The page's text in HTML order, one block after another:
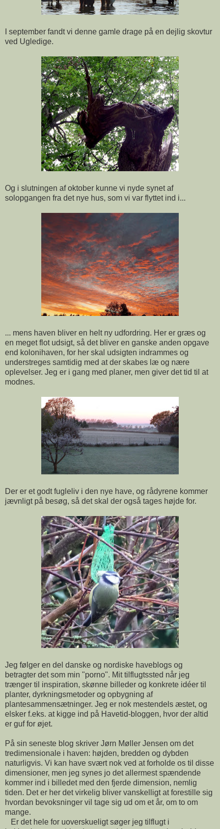
I september fandt vi denne gamle drage på en dejlig skovtur
ved Ugledige.
Og i slutningen af oktober kunne vi nyde synet af
solopgangen fra det nye hus, som vi var flyttet ind i...
... mens haven bliver en helt ny udfordring. Her er græs og
en meget flot udsigt, så det bliver en ganske anden opgave
end kolonihaven, for her skal udsigten indrammes og
understreges samtidig med at der skabes læ og nære
oplevelser. Jeg er i gang med planer, men giver det tid til at
modnes.
Der er et godt fugleliv i den nye have, og rådyrene kommer
jævnligt på besøg, så det skal der også tages højde for.
Jeg følger en del danske og nordiske haveblogs og
betragter det som min "porno". Mit tilflugtssted når jeg
trænger til inspiration, skønne billeder og konkrete idéer til
planter, dyrkningsmetoder og opbygning af
plantesammensætninger. Jeg er nok mestendels æstet, og
elsker f.eks. at kigge ind på Havetid-bloggen, hvor der altid
er guf for øjet.
På sin seneste blog skriver Jørn Møller Jensen om det
tredimensionale i haven: højden, bredden og dybden
naturligvis. Vi kan have svært nok ved at forholde os til disse
dimensioner, men jeg synes jo det allermest spændende
kommer ind i billedet med den fjerde dimension, nemlig
tiden. Det er her det virkelig bliver vanskelligt at forestille sig
hvordan bevoksninger vil tage sig ud om et år, om to om
mange.
Er det hele for uoverskueligt søger jeg tilflugt i